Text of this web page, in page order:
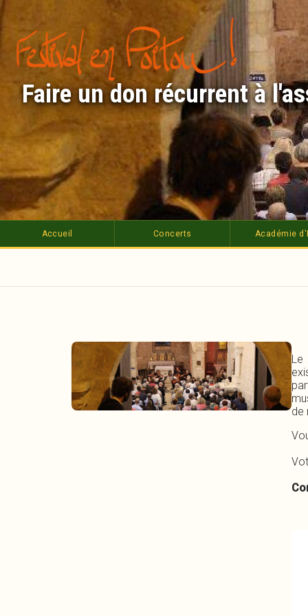
Aller
contenu
principal
Accueil Concerts Académie
Faire un don récurrent à
Le
de